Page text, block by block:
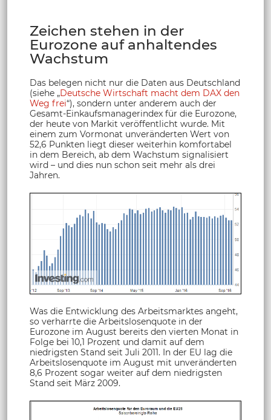
Zeichen stehen in der
Eurozone auf anhaltendes
Wachstum
Das belegen nicht nur die Daten aus Deutschland
(siehe „Deutsche Wirtschaft macht dem DAX den
Weg frei“), sondern unter anderem auch der
Gesamt-Einkaufsmanagerindex für die Eurozone,
der heute von Markit veröffentlicht wurde. Mit
einem zum Vormonat unveränderten Wert von
52,6 Punkten liegt dieser weiterhin komfortabel
in dem Bereich, ab dem Wachstum signalisiert
wird – und dies nun schon seit mehr als drei
Jahren.
Was die Entwicklung des Arbeitsmarktes angeht,
so verharrte die Arbeitslosenquote in der
Eurozone im August bereits den vierten Monat in
Folge bei 10,1 Prozent und damit auf dem
niedrigsten Stand seit Juli 2011. In der EU lag die
Arbeitslosenquote im August mit unveränderten
8,6 Prozent sogar weiter auf dem niedrigsten
Stand seit März 2009.